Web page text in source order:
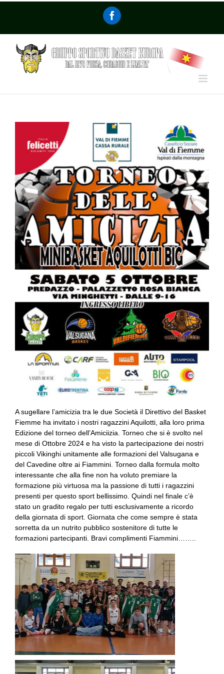
A sugellare l’amicizia tra le due Società il Direttivo del Basket
Fiemme ha invitato i nostri ragazzini Aquilotti, alla loro prima
Edizione del torneo dell’Amiciizia. Torneo che si è svolto nel
mese di Ottobre 2024 e ha visto la partecipazione dei nostri
piccoli Vikinghi unitamente alle formazioni del Valsugana e
del Cavedine oltre ai Fiammini. Torneo dalla formula molto
interessante che alla fine non ha voluto premiare la
formazione più virtuosa ma la passione di tutti i ragazzini
presenti per questo sport bellissimo. Quindi nel finale c’è
stato un gradito regalo per tutti esclusivamente a ricordo
della giornata di sport. Giornata che come sempre è stata
sorretta da un nutrito pubblico sostenitore di tutte le
formazioni partecipanti. Bravi complimenti Fiammini……..